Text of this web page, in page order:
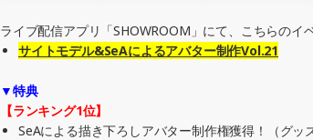
SHOWROOMでの開催イベント結果（ポストカード制
»もっと見る
2025/09/08
SHOWROOMでイベント開催（キャラクターイラスト
»もっと見る
ライブ配信アプリ「SHOWROOM」にて、こちらのイ
サイトモデル&SeAによるアバター制作Vol.21
▼特典
【ランキング1位】
SeAによる描き下ろしアバター制作権獲得！（グッ